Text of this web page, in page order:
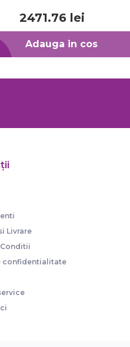
Adauga in cos
CHC87030-8_BLACK
2471.76 lei
Livrare
confidentialitate